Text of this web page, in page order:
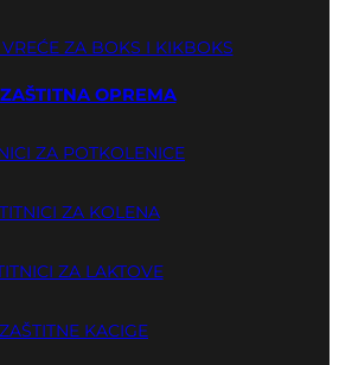
ZA BOKS I KIKBOKS
ZAŠTITNA OPREMA
ZA POTKOLENICE
ZA KOLENA
ZA LAKTOVE
ZAŠTITNE KACIGE